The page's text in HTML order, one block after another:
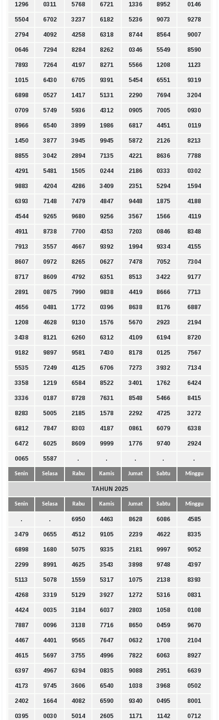
1296 0311 5768 6721 1336 8952 0146
5504 6702 3237 6182 5236 9073 9278
2794 4092 4258 6318 8744 8564 9007
0646 7294 8284 8262 0346 5549 8590
7893 7264 4197 8271 5566 1208 1123
1015 6430 6705 9391 5454 6551 9319
6898 0527 1417 5131 2290 7694 3204
0709 5749 5936 4312 0905 7005 0930
8966 6540 3899 1986 6817 4451 0119
1450 3877 3945 9945 5872 2126 8213
8855 3042 2894 7135 4221 8636 7788
4291 5481 1505 0244 2186 0333 0302
9883 4204 4286 3409 2351 5294 1594
6393 7148 7479 4847 9448 1875 4188
4544 9265 9680 9256 3567 1566 4119
4911 8738 7700 4353 7203 0846 8348
7913 3557 4667 9392 1994 9334 4155
8607 0972 8265 0627 7478 7052 7304
8717 8609 4792 6351 8513 3422 9177
2891 0875 7990 9838 4419 8666 7713
4656 0481 1772 0396 8638 8176 6887
1208 4628 9130 1576 5670 2923 2194
3438 8121 6260 6312 4109 6194 8720
9182 9897 9581 7430 8178 0125 7567
5535 7249 4125 6706 7273 3932 7134
3358 1219 6584 8522 3401 1762 6424
3336 0187 8728 7631 8548 5466 8415
8283 5005 2185 1578 2292 4725 3272
6812 7847 8303 4187 0861 6079 6338
6472 6025 8609 9999 1776 9740 2924
0065 5587 . . . . .
Senin Selasa Rabu Kamis Jumat Sabtu Minggu
TAHUN 2025
Senin Selasa Rabu Kamis Jumat Sabtu Minggu
. . 6950 4463 8628 6086 4585
3479 0655 4512 9105 2239 4622 8335
6898 1680 5075 9335 2181 9997 9052
2299 8991 4625 3543 3898 9748 4397
5113 5078 1559 5317 1075 2138 8393
4268 3319 5129 3927 1272 5316 0831
4424 0035 3184 6037 2803 1058 0108
7887 0096 3138 7716 8650 0459 9670
4467 4401 9565 7647 0632 1708 2104
4615 5697 3755 4996 7822 6063 8927
6397 4967 6394 0835 9088 2951 6639
4173 9745 3606 6540 1038 3968 0502
2402 1664 4082 6590 9340 0495 8001
0395 0030 5014 2605 1171 1142 0712